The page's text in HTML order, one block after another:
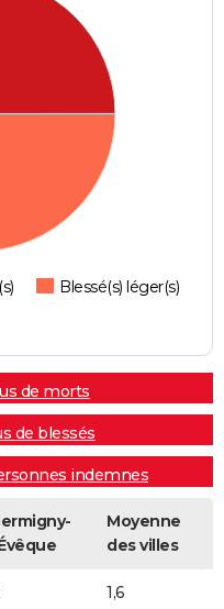
Blessé(s) léger(s)
de morts
de blessés
indemnes
Moyenne
des villes
1,6